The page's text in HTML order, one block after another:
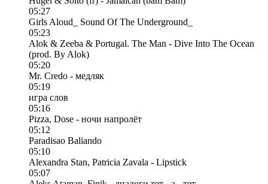
05:27
Girls Aloud_ Sound Of The Underground_
05:23
Alok & Zeeba & Portugal. The Man - Dive Into The Ocean
(prod. By Alok)
05:20
Mr. Credo - медляк
05:19
игра слов
05:16
Pizza, Dose - ночи напролёт
05:12
Paradisao Baliando
05:10
Alexandra Stan, Patricia Zavala - Lipstick
05:07